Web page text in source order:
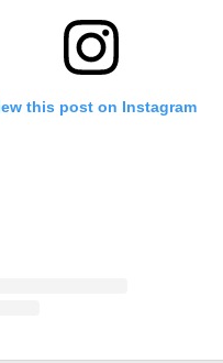
this post on Instagram